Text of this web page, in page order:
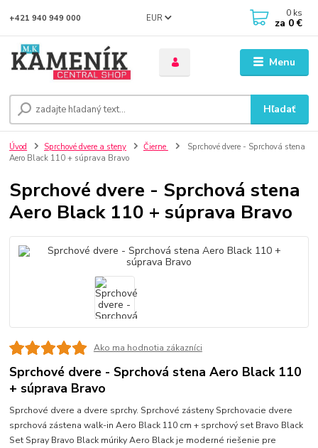
Menu
EUR
Hľadať
+421 940 949 000 0 ks
za 0 €
Úvod Sprchové dvere a steny Čierne
Sprchové dvere - Sprchová stena
Aero Black 110 + súprava Bravo
Sprchové dvere - Sprchová stena
Aero Black 110 + súprava Bravo
Ako ma hodnotia zákazníci
Sprchové dvere - Sprchová stena Aero Black 110
+ súprava Bravo
Sprchové dvere a dvere sprchy. Sprchové zásteny Sprchovacie dvere
sprchová zástena walk-in Aero Black 110 cm + sprchový set Bravo Black
Set Spray Bravo Black múriky Aero Black je moderné riešenie pre